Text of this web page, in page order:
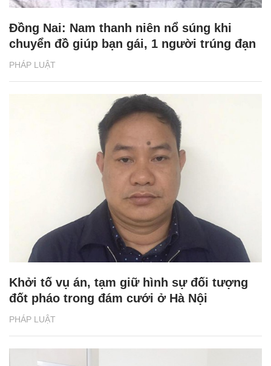
PHÁP LUẬT
Đồng Nai: Nam thanh niên nổ súng khi
chuyển đồ giúp bạn gái, 1 người trúng đạn
PHÁP LUẬT
Khởi tố vụ án, tạm giữ hình sự đối tượng
đốt pháo trong đám cưới ở Hà Nội